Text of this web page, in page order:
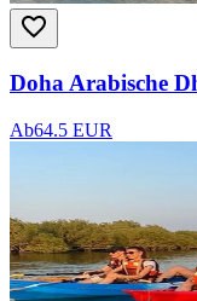
Doha Arabische
Ab64.5 EUR